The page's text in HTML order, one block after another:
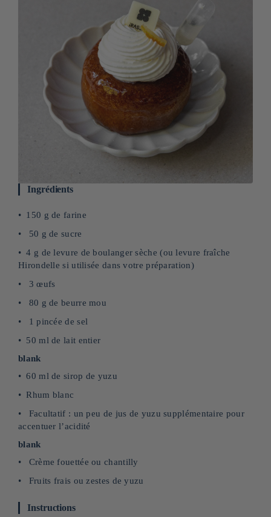
Ingrédients
150 g de farine
50 g de sucre
4 g de levure de boulanger sèche (ou levure fraîche
Hirondelle si utilisée dans votre préparation)
3 œufs
80 g de beurre mou
1 pincée de sel
50 ml de lait entier
blank
60 ml de sirop de yuzu
Rhum blanc
Facultatif : un peu de jus de yuzu supplémentaire pour
accentuer l’acidité
blank
Crème fouettée ou chantilly
Fruits frais ou zestes de yuzu
Instructions